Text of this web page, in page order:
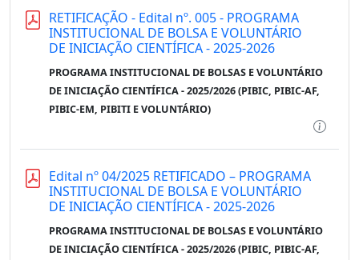
RETIFICAÇÃO - Edital nº. 005 - PROGRAMA
INSTITUCIONAL DE BOLSA E VOLUNTÁRIO
DE INICIAÇÃO CIENTÍFICA - 2025-2026
PROGRAMA INSTITUCIONAL DE BOLSAS E VOLUNTÁRIO
DE INICIAÇÃO CIENTÍFICA - 2025/2026 (PIBIC, PIBIC-AF,
PIBIC-EM, PIBITI E VOLUNTÁRIO)
Edital nº 04/2025 RETIFICADO – PROGRAMA
INSTITUCIONAL DE BOLSA E VOLUNTÁRIO
DE INICIAÇÃO CIENTÍFICA - 2025-2026
PROGRAMA INSTITUCIONAL DE BOLSAS E VOLUNTÁRIO
DE INICIAÇÃO CIENTÍFICA - 2025/2026 (PIBIC, PIBIC-AF,